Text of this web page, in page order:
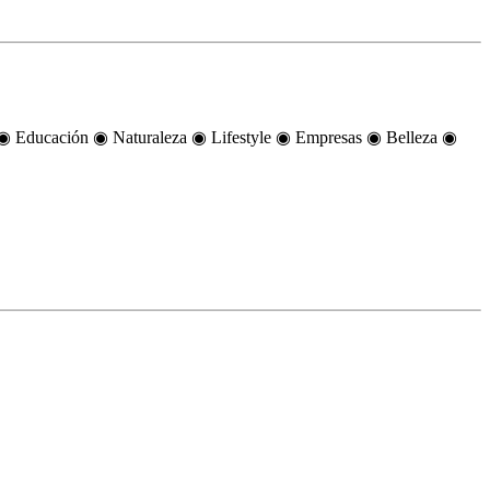
Educación ◉ Naturaleza ◉ Lifestyle ◉ Empresas ◉ Belleza ◉